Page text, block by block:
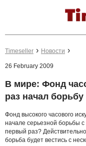
Timeseller Новости
26 February 2009
В мире: Фонд
раз начал
Фонд высокого часового
начале серьезной борьбы
первый раз?
борьба будет вестись с